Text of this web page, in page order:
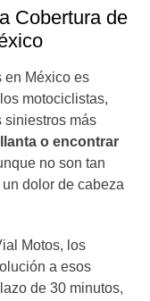
Cobertura de
en México es
motociclistas,
siniestros más
o encontrar
no son tan
dolor de cabeza
Motos, los
a esos
de 30 minutos,